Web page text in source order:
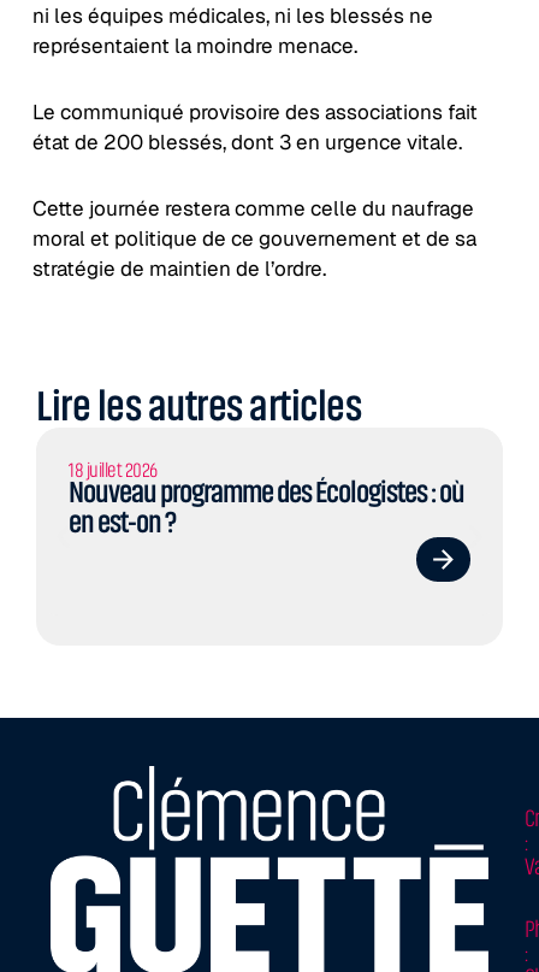
ni les équipes médicales, ni les blessés ne
représentaient la moindre menace.
Le communiqué provisoire des associations fait
état de 200 blessés, dont 3 en urgence vitale.
Cette journée restera comme celle du naufrage
moral et politique de ce gouvernement et de sa
stratégie de maintien de l’ordre.
Lire les autres articles
18 juillet 2026
Nouveau programme des Écologistes : où
en est-on ?
:
: